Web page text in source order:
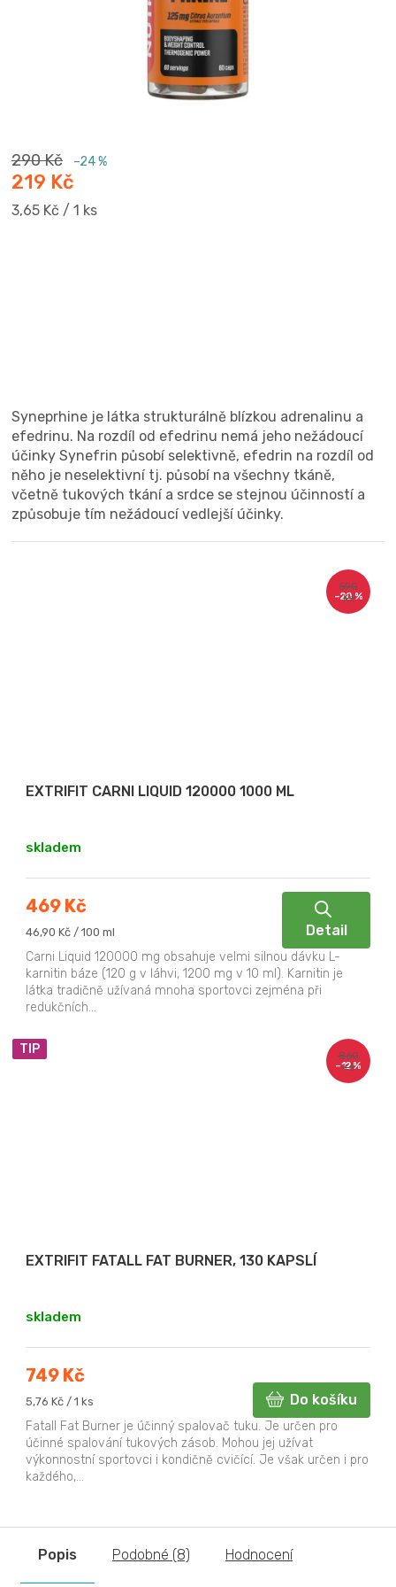
290 Kč –24 %
219 Kč
Měrná
3,65 Kč / 1 ks
Syneprhine je látka strukturálně blízkou adrenalinu a
efedrinu. Na rozdíl od efedrinu nemá jeho nežádoucí
účinky Synefrin působí selektivně, efedrin na rozdíl od
něho je neselektivní tj. působí na všechny tkáně,
včetně tukových tkání a srdce se stejnou účinností a
způsobuje tím nežádoucí vedlejší účinky.
590
Kč
–20 %
EXTRIFIT CARNI LIQUID 120000 1000 ML
skladem
469 Kč
Měrná
46,90 Kč / 100 ml Detail
Carni Liquid 120000 mg obsahuje velmi silnou dávku L-
karnitin báze (120 g v láhvi, 1200 mg v 10 ml). Karnitin je
látka tradičně užívaná mnoha sportovci zejména při
redukčních...
TIP
860
Kč
–12 %
EXTRIFIT FATALL FAT BURNER, 130 KAPSLÍ
skladem
749 Kč
Měrná
5,76 Kč / 1 ks Do košíku
Fatall Fat Burner je účinný spalovač tuku. Je určen pro
účinné spalování tukových zásob. Mohou jej užívat
výkonnostní sportovci i kondičně cvičící. Je však určen i pro
každého,...
Popis Podobné (8) Hodnocení